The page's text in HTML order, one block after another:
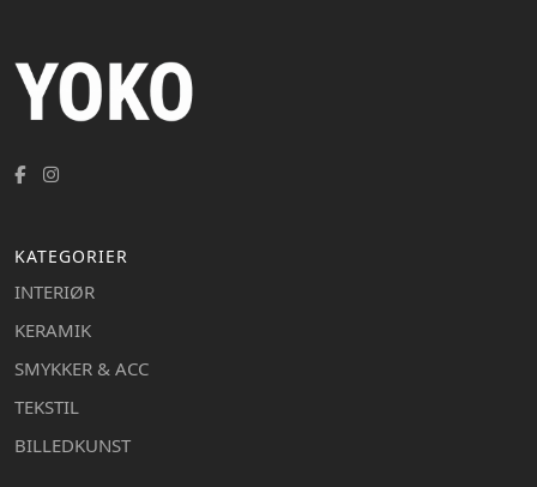
KATEGORIER
INTERIØR
KERAMIK
SMYKKER & ACC
TEKSTIL
BILLEDKUNST